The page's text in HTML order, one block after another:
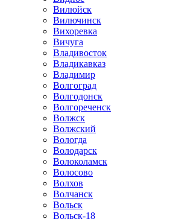
Вилюйск
Вилючинск
Вихоревка
Вичуга
Владивосток
Владикавказ
Владимир
Волгоград
Волгодонск
Волгореченск
Волжск
Волжский
Вологда
Володарск
Волоколамск
Волосово
Волхов
Волчанск
Вольск
Вольск-18